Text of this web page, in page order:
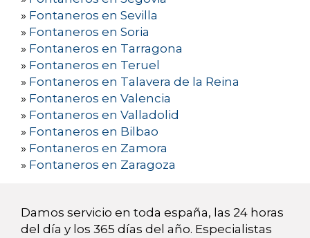
» Fontaneros en Sevilla
» Fontaneros en Soria
» Fontaneros en Tarragona
» Fontaneros en Teruel
» Fontaneros en Talavera de la Reina
» Fontaneros en Valencia
» Fontaneros en Valladolid
» Fontaneros en Bilbao
» Fontaneros en Zamora
» Fontaneros en Zaragoza
Damos servicio en toda españa, las 24 horas
del día y los 365 días del año. Especialistas